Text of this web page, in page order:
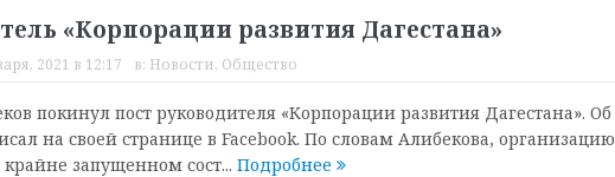
«Корпорации развития Дагестана»
2021 в 12:17 в: Новости, Общество
покинул пост руководителя «Корпорации развития Дагестана». Об
на своей странице в Facebook. По словам Алибекова, организацию
запущенном сост... Подробнее